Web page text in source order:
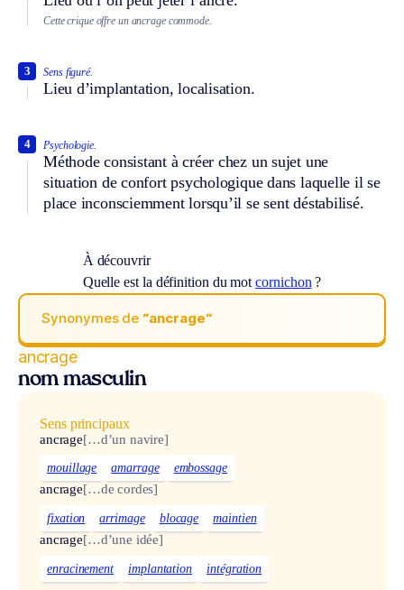
Cette crique offre un ancrage commode.
Sens figuré.
Lieu d’implantation, localisation.
3
Psychologie.
Méthode consistant à créer chez un sujet une
situation de confort psychologique dans laquelle il se
place inconsciemment lorsqu’il se sent déstabilisé.
4
À découvrir
Quelle est la définition du motcornichon ?
Synonymes de “ancrage“
ancrage
nom masculin
Sens principaux
ancrage[…d’un navire]
mouillage amarrage embossage
ancrage[…de cordes]
fixation arrimage blocage maintien
ancrage[…d’une idée]
enracinement implantation intégration